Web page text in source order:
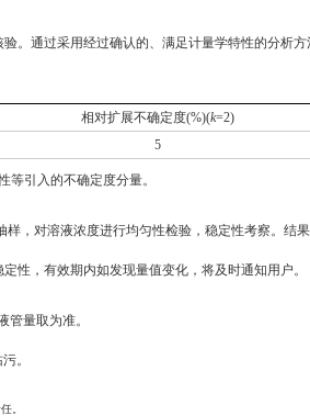
。通过采用经过确认的、满足计量学特性的分析
相对扩展不确定度(%)(k=2)
5
引入的不确定度分量。
，对溶液浓度进行均匀性检验，稳定性考察。结
，有效期内如发现量值变化，将及时通知用户。
量取为准。
。
。